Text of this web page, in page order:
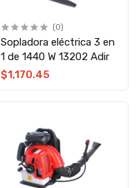
(0)
Sopladora eléctrica 3 en
1 de 1440 W 13202 Adir
$1,170.45